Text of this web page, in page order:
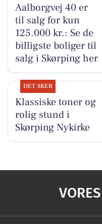
Aalborgvej 40 er
til salg for kun
125.000 kr.: Se de
billigste boliger til
salg i Skørping her
DET SKER
Klassiske toner og
rolig stund i
Skørping Nykirke
VORES